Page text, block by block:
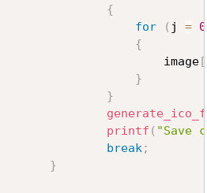
{
for
( j = 0
{
									image
[
}
}
printf ( "Save
break;
}